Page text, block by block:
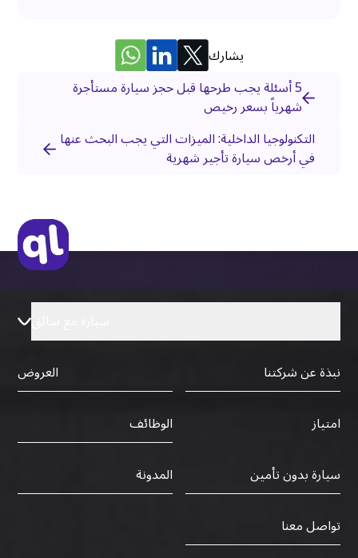
يشارك
5 أسئلة يجب طرحها قبل حجز سيارة مستأجرة
شهرياً بسعر رخيص
التكنولوجيا الداخلية: الميزات التي يجب البحث عنها
في أرخص سيارة تأجير شهرية
نبذة عن شركتنا
العروض
امتياز
الوظائف
سيارة بدون تأمين
المدونة
تواصل معنا